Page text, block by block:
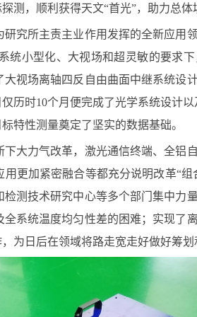
测，顺利获得天文“首光”，助力总体
究所主责主业作用发挥的全新应用
小型化、大视场和超灵敏的要求
视场离轴四反自由曲面中继系统设
历时10个月便完成了光学系统设计
特性测量奠定了坚实的数据基础。
大力气改革，激光通信终端、全铝
更加紧密融合等都充分说明改革“
测技术研究中心等多个部门集中力
系统温度均匀性差的困难；实现了
为日后在领域将路走宽走好做好筹划